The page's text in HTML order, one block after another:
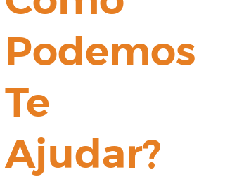
Podemos
Te
Ajudar?